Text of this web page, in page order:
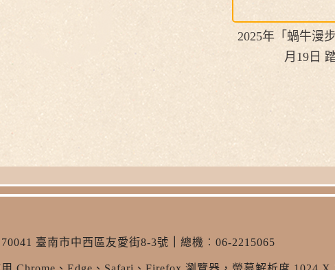
2025年「蝸牛漫
月19日
70041 臺南市中西區友愛街8-3號 總機︰06-2215065